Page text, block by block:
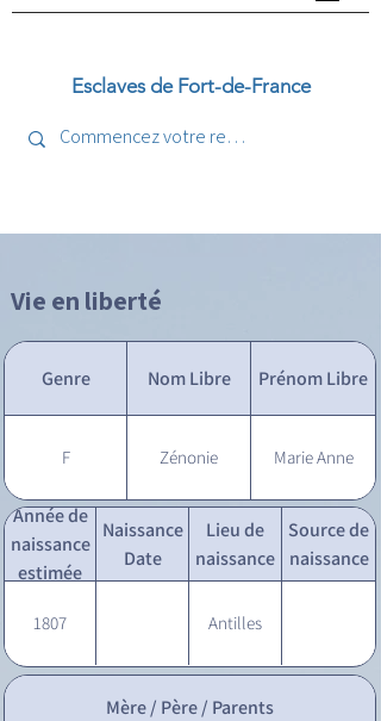
Esclaves de Fort-de-France
Vie en liberté
Genre Nom Libre Prénom Libre
F Zénonie Marie Anne
Année de
naissance
estimée
Naissance
Date
Lieu de
naissance
Source de
naissance
1807 Antilles
Mère / Père / Parents